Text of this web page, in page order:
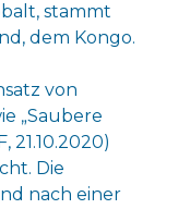
stammt
dem Kongo.
von
„Saubere
21.10.2020)
Die
nach einer